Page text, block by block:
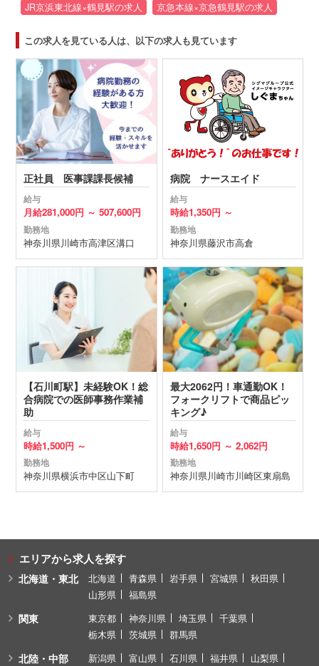
JR京浜東北線×鶴見駅の求人
京急本線×京急鶴見駅の求人
この求人を見ている人は、以下の求人も見ています
正社員 医事課課長候補
給与
月給281,000円 ～ 507,600円
勤務地
神奈川県川崎市高津区溝口
病院 ナースエイド
給与
時給1,350円 ～
勤務地
神奈川県藤沢市高倉
【石川町駅】未経験OK！総
合病院での医師事務作業補
助
給与
時給1,500円 ～
勤務地
神奈川県横浜市中区山下町
最大2062円！車通勤OK！
フォークリフトで商品ピッ
キング♪
給与
時給1,650円 ～ 2,062円
勤務地
神奈川県川崎市川崎区東扇島
エリアから求人を探す
北海道・東北 北海道 青森県 岩手県 宮城県
秋田県
山形県
福島県
関東 東京都 神奈川県 埼玉県
千葉県
栃木県
茨城県 群馬県
北陸・中部 新潟県 富山県 石川県 福井県
山梨県